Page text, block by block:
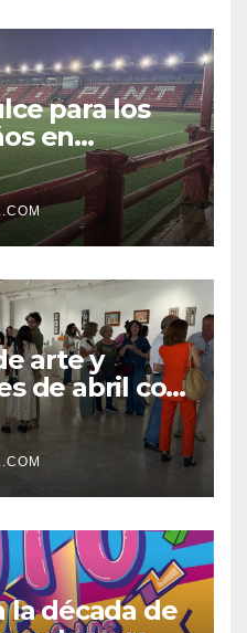
para los
en
el liderato del
bajo
arte y
de abril con
de
la década de